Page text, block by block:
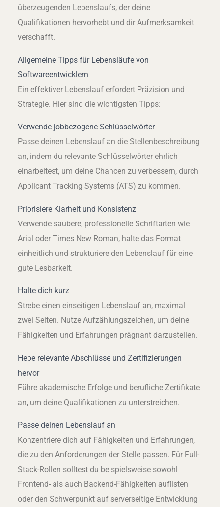
überzeugenden Lebenslaufs, der deine
Qualifikationen hervorhebt und dir Aufmerksamkeit
verschafft.
Allgemeine Tipps für Lebensläufe von
Softwareentwicklern
Ein effektiver Lebenslauf erfordert Präzision und
Strategie. Hier sind die wichtigsten Tipps:
Verwende jobbezogene Schlüsselwörter
Passe deinen Lebenslauf an die Stellenbeschreibung
an, indem du relevante Schlüsselwörter ehrlich
einarbeitest, um deine Chancen zu verbessern, durch
Applicant Tracking Systems (ATS) zu kommen.
Priorisiere Klarheit und Konsistenz
Verwende saubere, professionelle Schriftarten wie
Arial oder Times New Roman, halte das Format
einheitlich und strukturiere den Lebenslauf für eine
gute Lesbarkeit.
Halte dich kurz
Strebe einen einseitigen Lebenslauf an, maximal
zwei Seiten. Nutze Aufzählungszeichen, um deine
Fähigkeiten und Erfahrungen prägnant darzustellen.
Hebe relevante Abschlüsse und Zertifizierungen
hervor
Führe akademische Erfolge und berufliche Zertifikate
an, um deine Qualifikationen zu unterstreichen.
Passe deinen Lebenslauf an
Konzentriere dich auf Fähigkeiten und Erfahrungen,
die zu den Anforderungen der Stelle passen. Für Full-
Stack-Rollen solltest du beispielsweise sowohl
Frontend- als auch Backend-Fähigkeiten auflisten
oder den Schwerpunkt auf serverseitige Entwicklung